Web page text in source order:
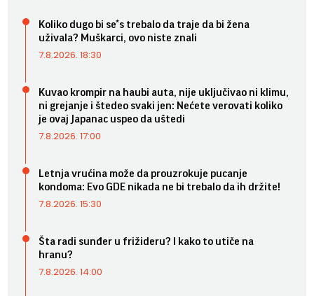
Koliko dugo bi se*s trebalo da traje da bi žena
uživala? Muškarci, ovo niste znali
7.8.2026. 18:30
Kuvao krompir na haubi auta, nije uključivao ni klimu,
ni grejanje i štedeo svaki jen: Nećete verovati koliko
je ovaj Japanac uspeo da uštedi
7.8.2026. 17:00
Letnja vrućina može da prouzrokuje pucanje
kondoma: Evo GDE nikada ne bi trebalo da ih držite!
7.8.2026. 15:30
Šta radi sunđer u frižideru? I kako to utiče na
hranu?
7.8.2026. 14:00